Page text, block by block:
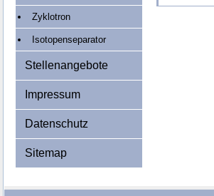
Zyklotron
Isotopenseparator
Stellenangebote
Impressum
Datenschutz
Sitemap